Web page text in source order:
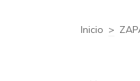
Inicio >